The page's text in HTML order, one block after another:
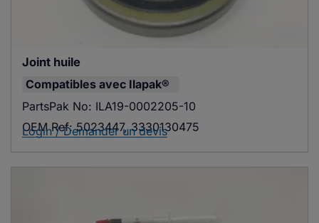
Joint huile
Compatibles avec Ilapak®
PartsPak No: ILA19-0002205-10
OEM Ref: 5023447, 3330130475
Login / Demander un devis